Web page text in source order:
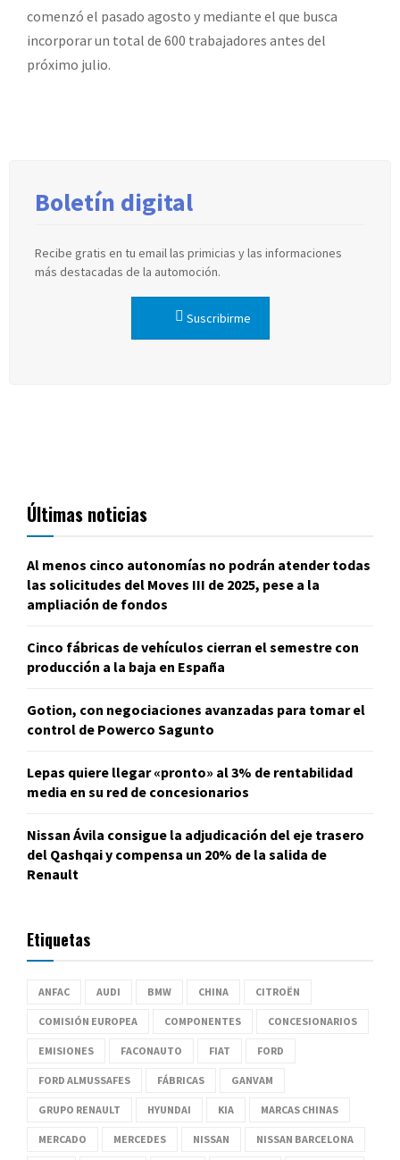
comenzó el pasado agosto y mediante el que busca
incorporar un total de 600 trabajadores antes del
próximo julio.
Boletín digital
Recibe gratis en tu email las primicias y las informaciones
más destacadas de la automoción.
Suscribirme
Últimas noticias
Al menos cinco autonomías no podrán atender todas
las solicitudes del Moves III de 2025, pese a la
ampliación de fondos
Cinco fábricas de vehículos cierran el semestre con
producción a la baja en España
Gotion, con negociaciones avanzadas para tomar el
control de Powerco Sagunto
Lepas quiere llegar «pronto» al 3% de rentabilidad
media en su red de concesionarios
Nissan Ávila consigue la adjudicación del eje trasero
del Qashqai y compensa un 20% de la salida de
Renault
Etiquetas
ANFAC AUDI BMW CHINA CITROËN
COMISIÓN EUROPEA COMPONENTES CONCESIONARIOS
EMISIONES FACONAUTO FIAT FORD
FORD ALMUSSAFES FÁBRICAS GANVAM
GRUPO RENAULT HYUNDAI KIA MARCAS CHINAS
MERCADO MERCEDES NISSAN NISSAN BARCELONA